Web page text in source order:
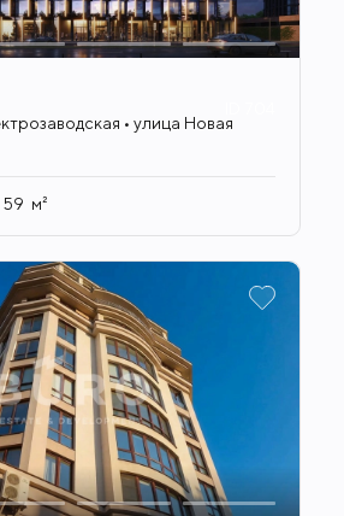
• улица Новая
59 м²